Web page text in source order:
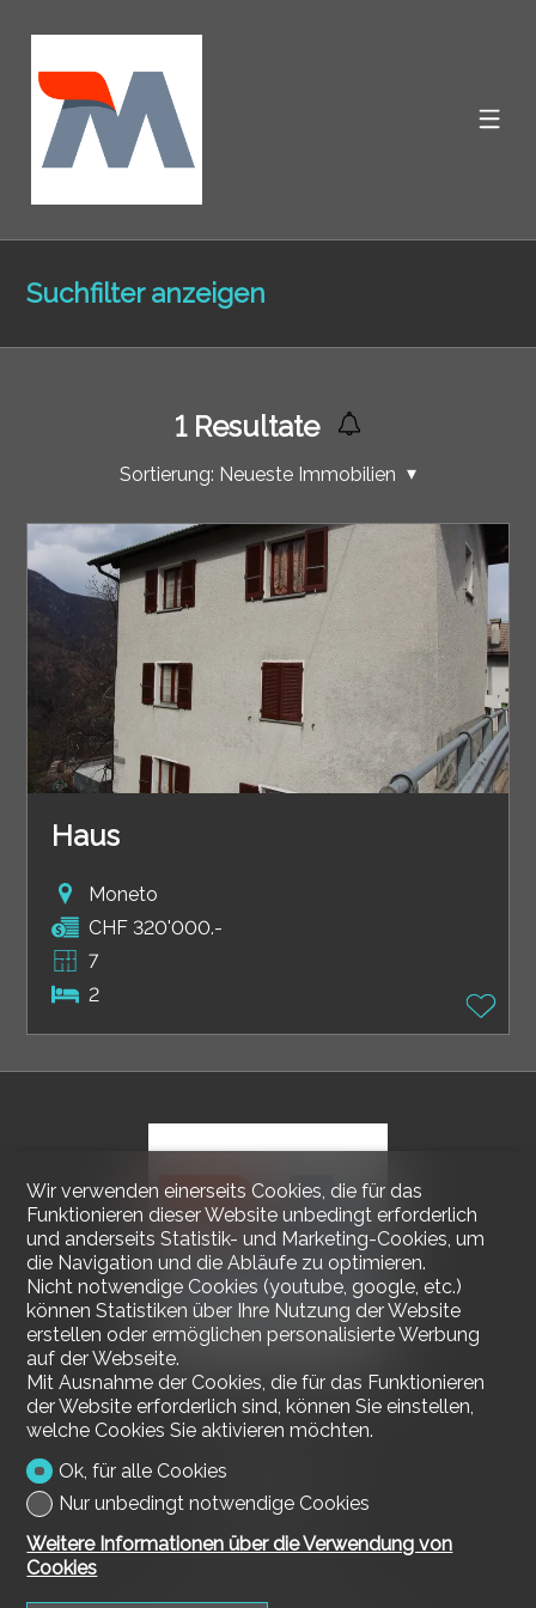
Suchfilter anzeigen
1Resultate
Sortierung: Neueste Immobilien
Haus
Moneto
CHF 320'000.-
7
2
Kontaktieren Sie uns
Mediagest SA
via della Stazione 5
Tel.091 730 17 56
Fax 091 730 17 58
info@mediagest.ch
Wir verwenden einerseits Cookies, die für das
Funktionieren dieser Website unbedingt erforderlich
und anderseits Statistik- und Marketing-Cookies, um
die Navigation und die Abläufe zu optimieren.
Nicht notwendige Cookies (youtube, google, etc.)
können Statistiken über Ihre Nutzung der Website
erstellen oder ermöglichen personalisierte Werbung
auf der Webseite.
Mit Ausnahme der Cookies, die für das Funktionieren
der Website erforderlich sind, können Sie einstellen,
welche Cookies Sie aktivieren möchten.
Ok, für alle Cookies
Nur unbedingt notwendige Cookies
Weitere Informationen über die Verwendung von
Cookies